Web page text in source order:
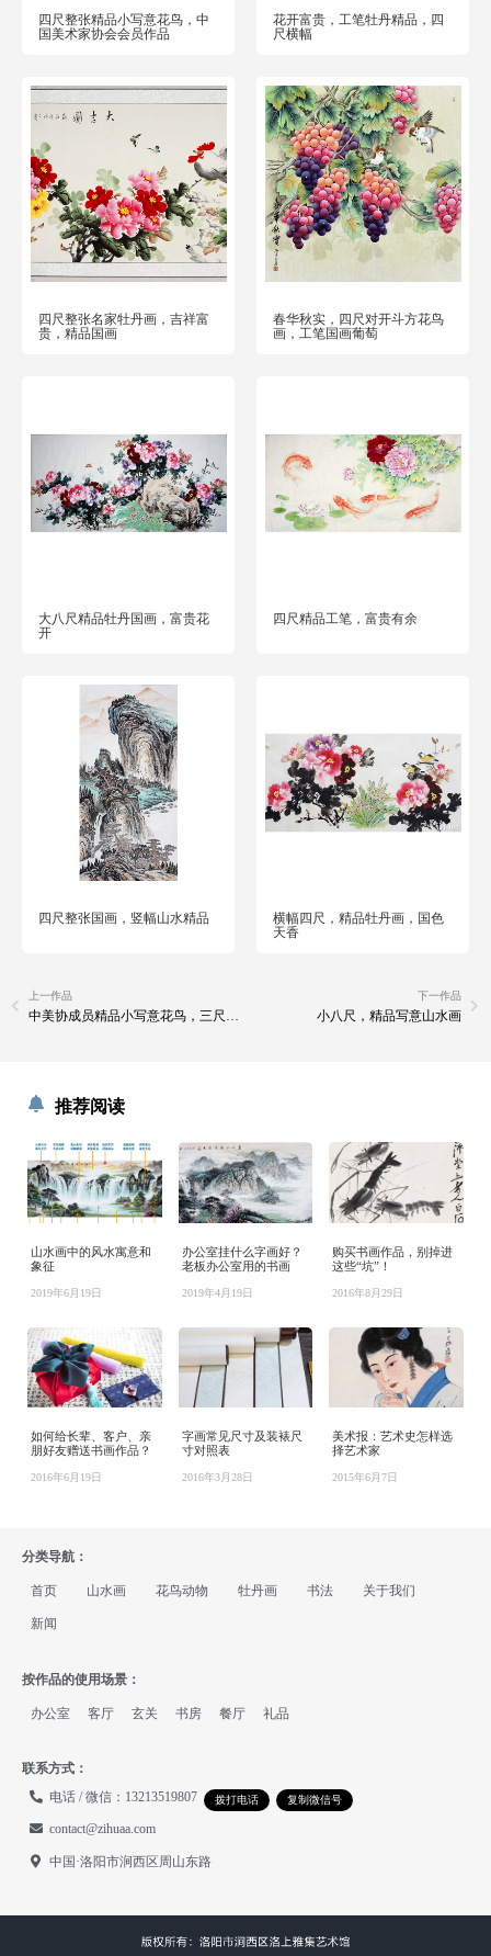
四尺整张精品小写意花鸟，中
国美术家协会会员作品
花开富贵，工笔牡丹精品，四
尺横幅
四尺整张名家牡丹画，吉祥富
贵，精品国画
春华秋实，四尺对开斗方花鸟
画，工笔国画葡萄
大八尺精品牡丹国画，富贵花
开
四尺精品工笔，富贵有余
四尺整张国画，竖幅山水精品
横幅四尺，精品牡丹画，国色
天香
上一作品
中美协成员精品小写意花鸟，三尺斗方国画
下一作品
小八尺，精品写意山水画
推荐阅读
山水画中的风水寓意和
象征
2019年6月19日
办公室挂什么字画好？
老板办公室用的书画
2019年4月19日
购买书画作品，别掉进
这些“坑”！
2016年8月29日
如何给长辈、客户、亲
朋好友赠送书画作品？
2016年6月19日
字画常见尺寸及装裱尺
寸对照表
2016年3月28日
美术报：艺术史怎样选
择艺术家
2015年6月7日
分类导航：
首页 山水画 花鸟动物 牡丹画 书法 关于我们
新闻
按作品的使用场景：
办公室 客厅 玄关 书房 餐厅 礼品
联系方式：
电话 / 微信：13213519807
拨打电话 复制微信号
contact@zihuaa.com
中国·洛阳市涧西区周山东路